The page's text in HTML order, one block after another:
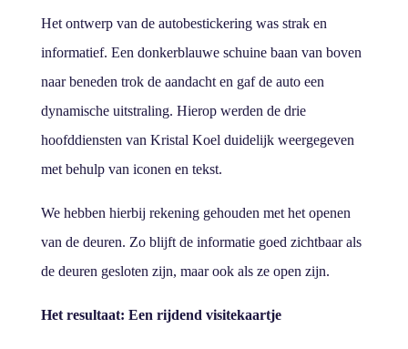
Het ontwerp van de autobestickering was strak en
informatief. Een donkerblauwe schuine baan van boven
naar beneden trok de aandacht en gaf de auto een
dynamische uitstraling. Hierop werden de drie
hoofddiensten van Kristal Koel duidelijk weergegeven
met behulp van iconen en tekst.
We hebben hierbij rekening gehouden met het openen
van de deuren. Zo blijft de informatie goed zichtbaar als
de deuren gesloten zijn, maar ook als ze open zijn.
Het resultaat: Een rijdend visitekaartje